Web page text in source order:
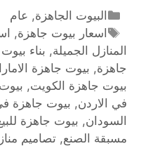
البيوت الجاهزة, عام
اسعار بيوت جاهزة,
المنازل الجميلة, بناء
جاهزة, بيوت جاهزة
بيوت جاهزة الكويت,
في الاردن, بيوت جاهزة
السودان, بيوت جاهزة
مسبقة الصنع, تصاميم